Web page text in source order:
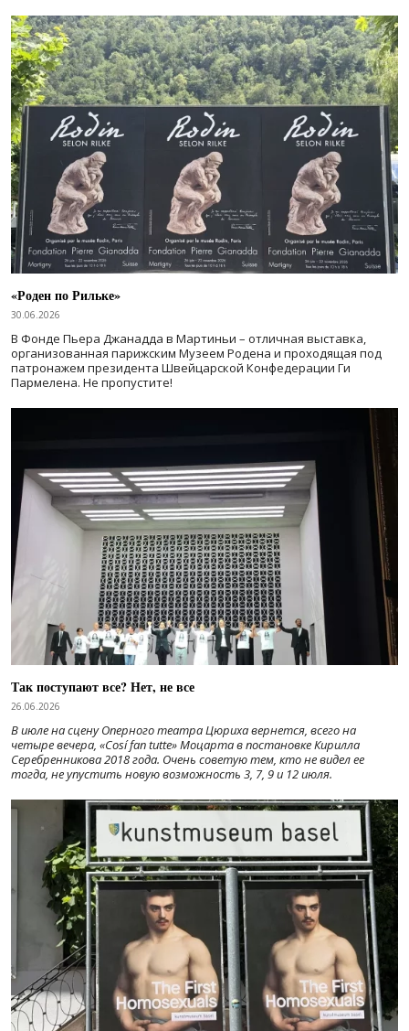
«Роден по Рильке»
30.06.2026
В Фонде Пьера Джанадда в Мартиньи – отличная выставка,
организованная парижским Музеем Родена и проходящая под
патронажем президента Швейцарской Конфедерации Ги
Пармелена. Не пропустите!
Так поступают все? Нет, не все
26.06.2026
В июле на сцену Оперного театра Цюриха вернется, всего на
четыре вечера, «Cosí fan tutte» Моцарта в постановке Кирилла
Серебренникова 2018 года. Очень советую тем, кто не видел ее
тогда, не упустить новую возможность 3, 7, 9 и 12 июля.